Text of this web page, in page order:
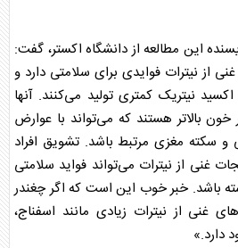
این مطالعه از دانشگاه اکستر، گفت:
از نیترات فوایدی برای سلامتی دارد و
نیتریک کمتری تولید می‌کنند. آنها
خونبالاتر هستند که می‌تواند با عوارض
و سکته مغزی مرتبط باشد. تشویق افراد
غنی از نیترات می‌تواند فواید سلامتی
باشد. خبر خوب این است که اگرچغندر
غنی از نیترات زیادی مانند اسفناج،
دارد.»